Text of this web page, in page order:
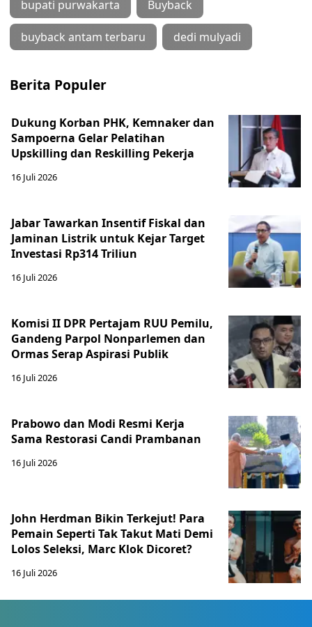
bupati purwakarta Buyback
buyback antam terbaru dedi mulyadi
Berita Populer
Dukung Korban PHK, Kemnaker dan
Sampoerna Gelar Pelatihan
Upskilling dan Reskilling Pekerja
16 Juli 2026
Jabar Tawarkan Insentif Fiskal dan
Jaminan Listrik untuk Kejar Target
Investasi Rp314 Triliun
16 Juli 2026
Komisi II DPR Pertajam RUU Pemilu,
Gandeng Parpol Nonparlemen dan
Ormas Serap Aspirasi Publik
16 Juli 2026
Prabowo dan Modi Resmi Kerja
Sama Restorasi Candi Prambanan
16 Juli 2026
John Herdman Bikin Terkejut! Para
Pemain Seperti Tak Takut Mati Demi
Lolos Seleksi, Marc Klok Dicoret?
16 Juli 2026